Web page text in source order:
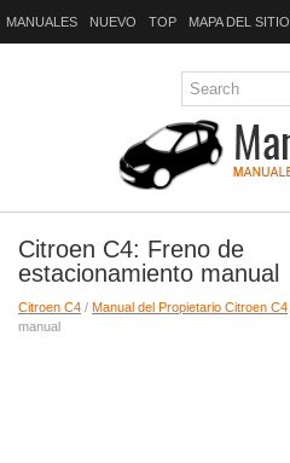
MANUALES NUEVO TOP MAPA DEL SITIO
Citroen C4: Freno de
estacionamiento manual
Citroen C4 / Manual del Propietario Citroen C4
manual